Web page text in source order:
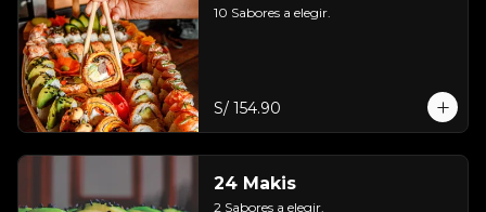
10 Sabores a elegir.
S/ 154.90
24 Makis
2 Sabores a elegir.